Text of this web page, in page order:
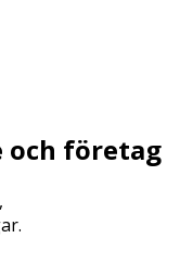
och företag